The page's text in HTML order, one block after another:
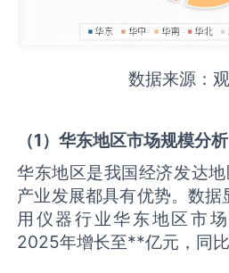
数据来源：
（1）华东地区市场规模分析
华东地区是我国经济发达
产业发展都具有优势。数
用仪器行业华东地区市
2025年增长至**亿元，同比